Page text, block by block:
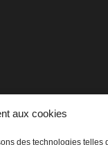
aux cookies
des technologies telles